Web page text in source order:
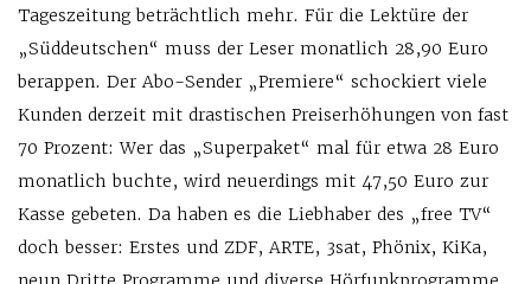
Tageszeitung beträchtlich mehr. Für die Lektüre der
„Süddeutschen“ muss der Leser monatlich 28,90 Euro
berappen. Der Abo-Sender „Premiere“ schockiert viele
Kunden derzeit mit drastischen Preiserhöhungen von fast
70 Prozent: Wer das „Superpaket“ mal für etwa 28 Euro
monatlich buchte, wird neuerdings mit 47,50 Euro zur
Kasse gebeten. Da haben es die Liebhaber des „free TV“
doch besser: Erstes und ZDF, ARTE, 3sat, Phönix, KiKa,